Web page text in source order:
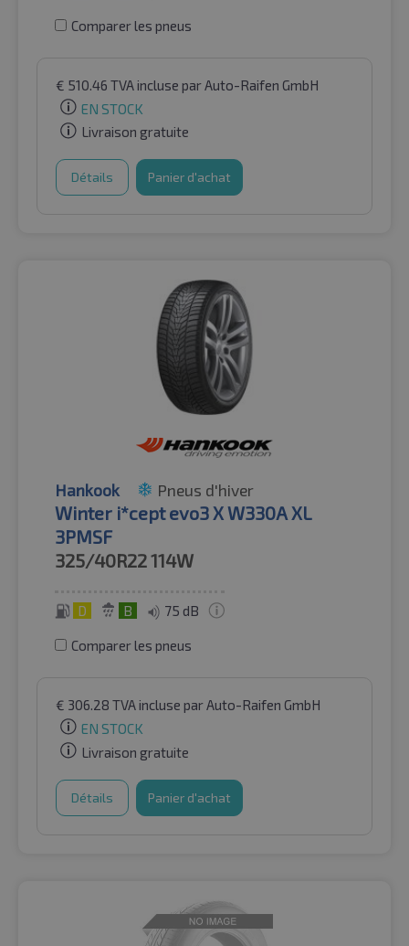
Comparer les pneus
€ 510.46 TVA incluse par Auto-Raifen GmbH
EN STOCK
Livraison gratuite
Détails Panier d'achat
Hankook Pneus d'hiver
Winter i*cept evo3 X W330A XL
3PMSF
325/40R22114W
D B 75 dB
Comparer les pneus
€ 306.28 TVA incluse par Auto-Raifen GmbH
EN STOCK
Livraison gratuite
Détails Panier d'achat